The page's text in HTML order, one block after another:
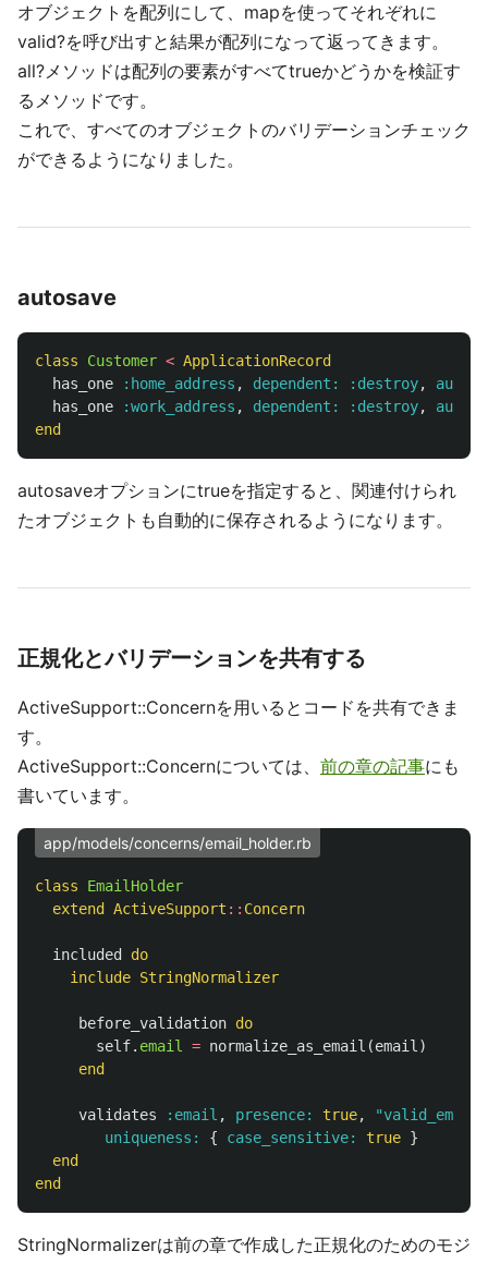
オブジェクトを配列にして、mapを使ってそれぞれに
valid?を呼び出すと結果が配列になって返ってきます。
all?メソッドは配列の要素がすべてtrueかどうかを検証す
るメソッドです。
これで、すべてのオブジェクトのバリデーションチェック
ができるようになりました。
autosave
class Customer < ApplicationRecord
has_one
:home_address , dependent: :destroy,
has_one
:work_address , dependent: :destroy,
end
autosaveオプションにtrueを指定すると、関連付けられ
たオブジェクトも自動的に保存されるようになります。
正規化とバリデーションを共有する
ActiveSupport::Concernを用いるとコードを共有できま
す。
ActiveSupport::Concernについては、 前の章の記事にも
書いています。
app/models/concerns/email_holder.rb
class
EmailHolder
extend
ActiveSupport :: Concern
included
do
include StringNormalizer
before_validation do
self. email = normalize_as_email (email )
end
validates :email , presence: true,
uniqueness: { case_sensitive: true }
end
end
StringNormalizerは前の章で作成した正規化のためのモジ